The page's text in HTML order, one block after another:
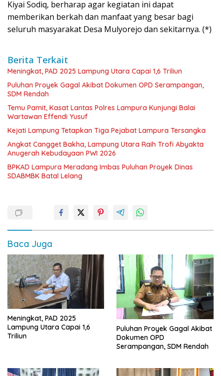
Kiyai Sodiq, berharap agar kegiatan ini dapat
memberikan berkah dan manfaat yang besar bagi
seluruh masyarakat Desa Mulyorejo dan sekitarnya. (*)
Berita Terkait
Meningkat, PAD 2025 Lampung Utara Capai 1,6 Triliun
Puluhan Proyek Gagal Akibat Dokumen OPD Serampangan,
SDM Rendah
Temu Pamit, Kasat Lantas Polres Lampura Kunjungi Balai
Wartawan Effendi Yusuf
Kejati Lampung Tetapkan Tiga Pejabat Lampura Tersangka
Angkat Cangget Bakha, Lampung Utara Raih Trofi Abyakta
Anugerah Kebudayaan PWI 2026
BPKAD Lampura Meradang Imbas Puluhan Proyek Dinas
SDABMBK Batal Lelang
Baca Juga
Meningkat, PAD 2025
Lampung Utara Capai 1,6
Triliun
Puluhan Proyek Gagal Akibat
Dokumen OPD
Serampangan, SDM Rendah